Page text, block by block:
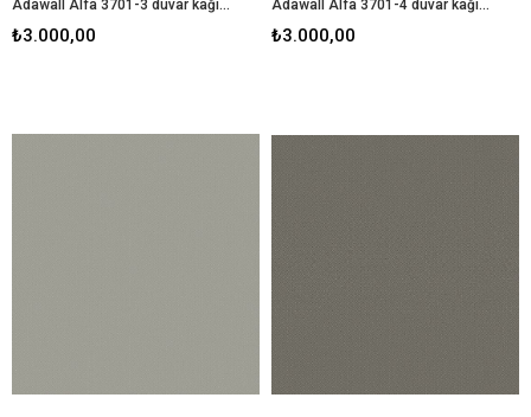
Adawall Alfa 3701-3 duvar kağıdı
₺3.000,00
Adawall Alfa 3701-4 duvar kağıdı
₺3.000,00